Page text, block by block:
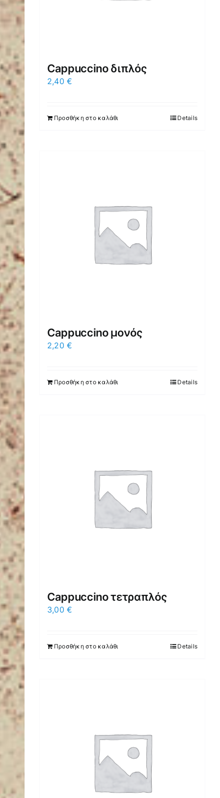
Cappuccino διπλός
2,40€
Προσθήκη στο καλάθι Details
Cappuccino μονός
2,20€
Προσθήκη στο καλάθι Details
Cappuccino τετραπλός
3,00€
Προσθήκη στο καλάθι Details